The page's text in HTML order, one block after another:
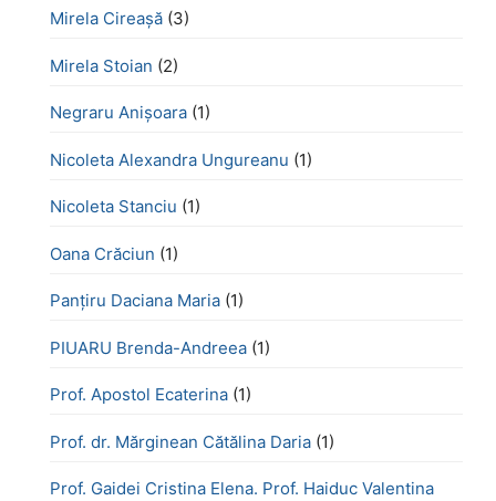
Mirela Cireașă (3)
Mirela Stoian (2)
Negraru Anișoara (1)
Nicoleta Alexandra Ungureanu (1)
Nicoleta Stanciu (1)
Oana Crăciun (1)
Panțiru Daciana Maria (1)
PIUARU Brenda-Andreea (1)
Prof. Apostol Ecaterina (1)
Prof. dr. Mărginean Cătălina Daria (1)
Prof. Gaidei Cristina Elena. Prof. Haiduc Valentina